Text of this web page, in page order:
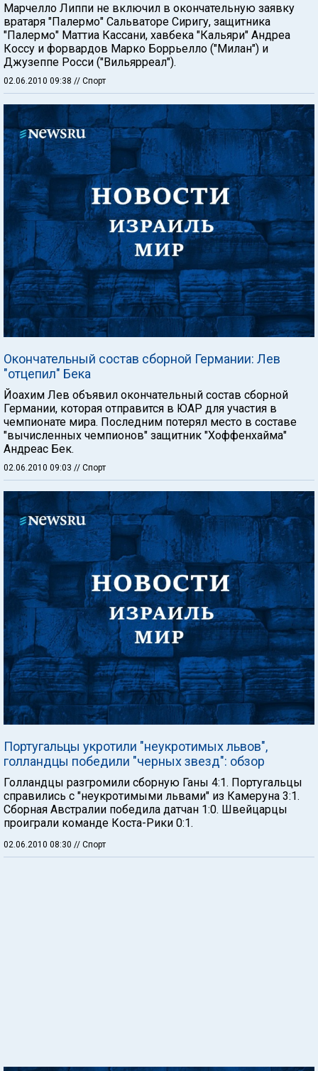
Марчелло Липпи не включил в окончательную заявку
вратаря "Палермо" Сальваторе Сиригу, защитника
"Палермо" Маттиа Кассани, хавбека "Кальяри" Андреа
Коссу и форвардов Марко Боррьелло ("Милан") и
Джузеппе Росси ("Вильярреал").
02.06.2010 09:38 // Спорт
Окончательный состав сборной Германии: Лев
"отцепил" Бека
Йоахим Лев объявил окончательный состав сборной
Германии, которая отправится в ЮАР для участия в
чемпионате мира. Последним потерял место в составе
"вычисленных чемпионов" защитник "Хоффенхайма"
Андреас Бек.
02.06.2010 09:03 // Спорт
Португальцы укротили "неукротимых львов",
голландцы победили "черных звезд": обзор
Голландцы разгромили сборную Ганы 4:1. Португальцы
справились с "неукротимыми львами" из Камеруна 3:1.
Сборная Австралии победила датчан 1:0. Швейцарцы
проиграли команде Коста-Рики 0:1.
02.06.2010 08:30 // Спорт